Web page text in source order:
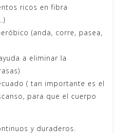
ricos en fibra
(anda, corre, pasea,
a eliminar la
( tan importante es el
para que el cuerpo
y duraderos.